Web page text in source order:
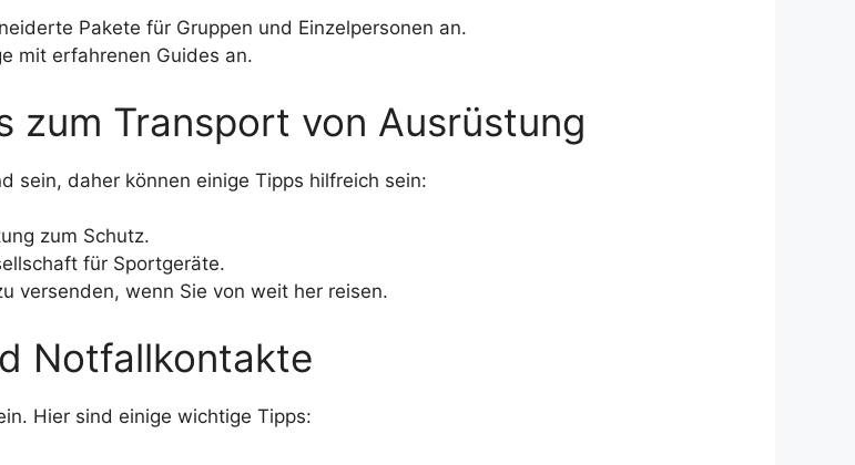
Pakete für Gruppen und Einzelpersonen an.
mit erfahrenen Guides an.
zum Transport von Ausrüstung
sein, daher können einige Tipps hilfreich sein:
zum Schutz.
für Sportgeräte.
versenden, wenn Sie von weit her reisen.
Notfallkontakte
Hier sind einige wichtige Tipps: